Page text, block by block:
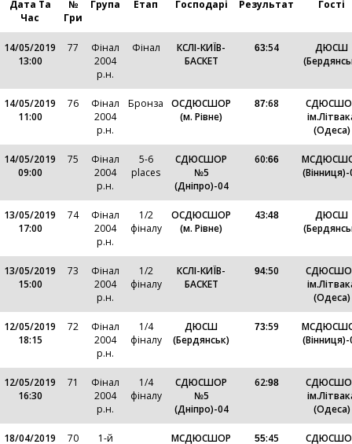
Дата Та
Час
№
Гри
Група Етап Господарі Результат Гості
14/05/2019
13:00
77
Фінал
2004
р.н.
Фінал
КСЛІ-КИЇВ-
БАСКЕТ
63:54
ДЮСШ
14/05/2019
11:00
76
Фінал
2004
р.н.
Бронза
ОСДЮСШОР
(м. Рівне)
87:68
(Одеса)
14/05/2019
09:00
75
Фінал
2004
р.н.
5-6
places
СДЮСШОР
№5
(Дніпро)-04
60:66
13/05/2019
17:00
74
Фінал
2004
р.н.
1/2
фіналу
ОСДЮСШОР
(м. Рівне)
43:48
ДЮСШ
13/05/2019
15:00
73
Фінал
2004
р.н.
1/2
фіналу
КСЛІ-КИЇВ-
БАСКЕТ
94:50
(Одеса)
12/05/2019
18:15
72
Фінал
2004
р.н.
1/4
фіналу
ДЮСШ
(Бердянськ)
73:59
12/05/2019
16:30
71
Фінал
2004
р.н.
1/4
фіналу
СДЮСШОР
№5
(Дніпро)-04
62:98
(Одеса)
18/04/2019
70
1-й
МСДЮСШОР
55:45